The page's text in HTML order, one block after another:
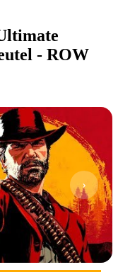
- ROW